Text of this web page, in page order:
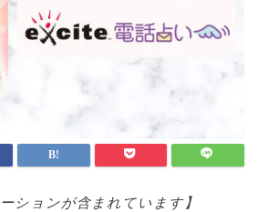
ーションが含まれています】